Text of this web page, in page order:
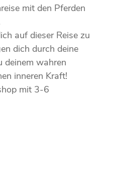
mit den Pferden
auf dieser Reise zu
dich durch deine
deinem wahren
inneren Kraft!
mit 3-6